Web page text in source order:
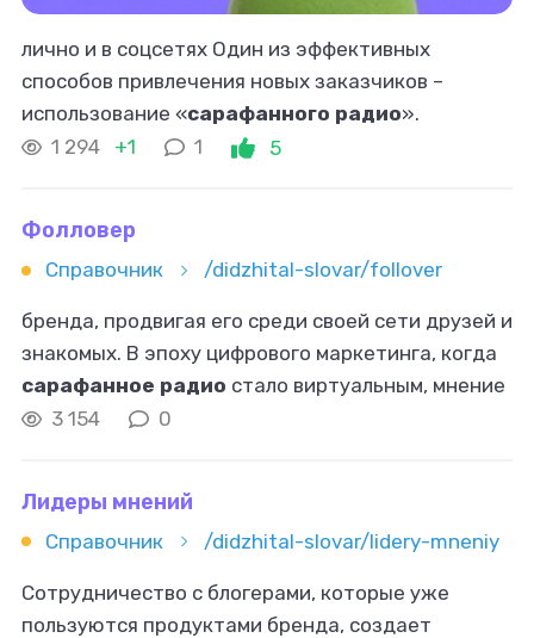
лично и в соцсетях Один из эффективных
способов привлечения новых заказчиков –
использование «сарафанного радио».
Попросите знакомых и коллег рассказать о вас и
1 294 +1 1 5
Фолловер
Справочник /didzhital-slovar/follover
бренда, продвигая его среди своей сети друзей и
знакомых. В эпоху цифрового маркетинга, когда
сарафанное радио стало виртуальным, мнение
пользователей играет важнейшую роль в
3 154 0
Лидеры мнений
Справочник /didzhital-slovar/lidery-mneniy
Сотрудничество с блогерами, которые уже
пользуются продуктами бренда, создает